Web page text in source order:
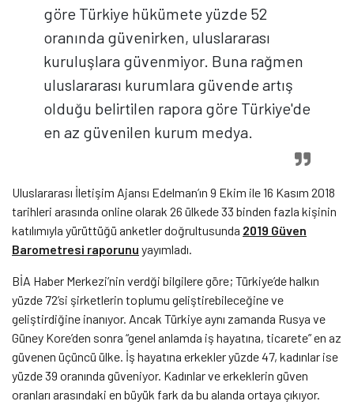
göre Türkiye hükümete yüzde 52
oranında güvenirken, uluslararası
kuruluşlara güvenmiyor. Buna rağmen
uluslararası kurumlara güvende artış
olduğu belirtilen rapora göre Türkiye'de
en az güvenilen kurum medya.
Uluslararası İletişim Ajansı Edelman’ın 9 Ekim ile 16 Kasım 2018
tarihleri arasında online olarak 26 ülkede 33 binden fazla kişinin
katılımıyla yürüttüğü anketler doğrultusunda 2019 Güven
Barometresi raporunu yayımladı.
BİA Haber Merkezi’nin verdği bilgilere göre; Türkiye’de halkın
yüzde 72’si şirketlerin toplumu geliştirebileceğine ve
geliştirdiğine inanıyor. Ancak Türkiye aynı zamanda Rusya ve
Güney Kore’den sonra “genel anlamda iş hayatına, ticarete” en az
güvenen üçüncü ülke. İş hayatına erkekler yüzde 47, kadınlar ise
yüzde 39 oranında güveniyor. Kadınlar ve erkeklerin güven
oranları arasındaki en büyük fark da bu alanda ortaya çıkıyor.